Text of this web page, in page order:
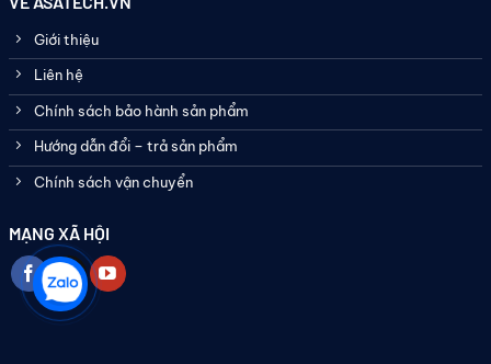
Giới thiệu
Liên hệ
Chính sách bảo hành sản phẩm
Hướng dẫn đổi – trả sản phẩm
Chính sách vận chuyển
MẠNG XÃ HỘI